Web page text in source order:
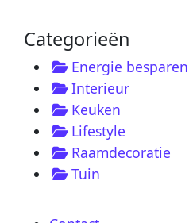
Categorieën
Energie besparen
Interieur
Keuken
Lifestyle
Raamdecoratie
Tuin